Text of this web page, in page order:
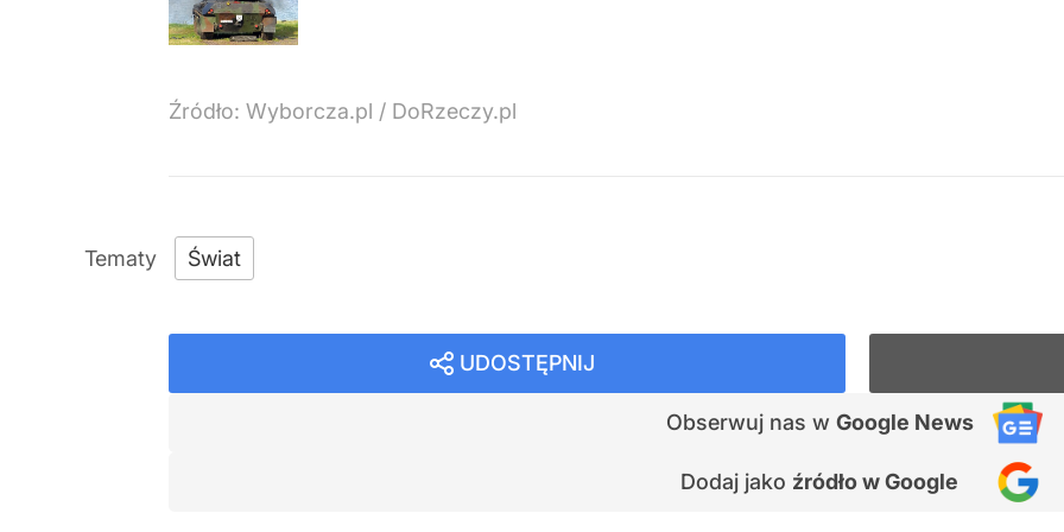
Źródło: Wyborcza.pl / DoRzeczy.pl
Świat
UDOSTĘPNIJ
Obserwuj nas w Google News
Dodaj jako źródło w Google